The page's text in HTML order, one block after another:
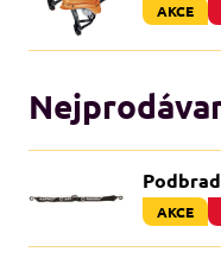
AKCE
AKCE